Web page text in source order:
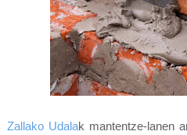
Zallako Udalak mantentze-lanen